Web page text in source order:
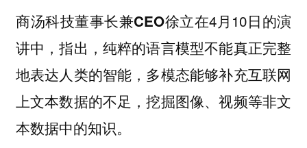
商汤科技董事长兼CEO徐立在4月10日的演
讲中，指出，纯粹的语言模型不能真正完整
地表达人类的智能，多模态能够补充互联网
上文本数据的不足，挖掘图像、视频等非文
本数据中的知识。